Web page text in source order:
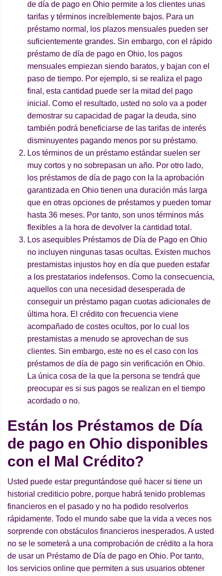
de día de pago en Ohio permite a los clientes unas
tarifas y términos increíblemente bajos. Para un
préstamo normal, los plazos mensuales pueden ser
suficientemente grandes. Sin embargo, con el rápido
préstamo de día de pago en Ohio, los pagos
mensuales empiezan siendo baratos, y bajan con el
paso de tiempo. Por ejemplo, si se realiza el pago
final, esta cantidad puede ser la mitad del pago
inicial. Como el resultado, usted no solo va a poder
demostrar su capacidad de pagar la deuda, sino
también podrá beneficiarse de las tarifas de interés
disminuyentes pagando menos por su préstamo.
Los términos de un préstamo estándar suelen ser
muy cortos y no sobrepasan un año. Por otro lado,
los préstamos de día de pago con la la aprobación
garantizada en Ohio tienen una duración más larga
que en otras opciones de préstamos y pueden tomar
hasta 36 meses. Por tanto, son unos términos más
flexibles a la hora de devolver la cantidad total.
Los asequibles Préstamos de Día de Pago en Ohio
no incluyen ningunas tasas ocultas. Existen muchos
prestamistas injustos hoy en día que pueden estafar
a los prestatarios indefensos. Como la consecuencia,
aquellos con una necesidad desesperada de
conseguir un préstamo pagan cuotas adicionales de
última hora. El crédito con frecuencia viene
acompañado de costes ocultos, por lo cual los
prestamistas a menudo se aprovechan de sus
clientes. Sin embargo, este no es el caso con los
préstamos de día de pago sin verificación en Ohio.
La única cosa de la que la persona se tendrá que
preocupar es si sus pagos se realizan en el tiempo
acordado o no.
Están los Préstamos de Día
de pago en Ohio disponibles
con el Mal Crédito?
Usted puede estar preguntándose qué hacer si tiene un
historial crediticio pobre, porque habrá tenido problemas
financieros en el pasado y no ha podido resolverlos
rápidamente. Todo el mundo sabe que la vida a veces nos
sorprende con obstáculos financieros inesperados. A usted
no se le someterá a una comprobación de crédito a la hora
de usar un Préstamo de Día de pago en Ohio. Por tanto,
los servicios online que permiten a sus usuarios obtener